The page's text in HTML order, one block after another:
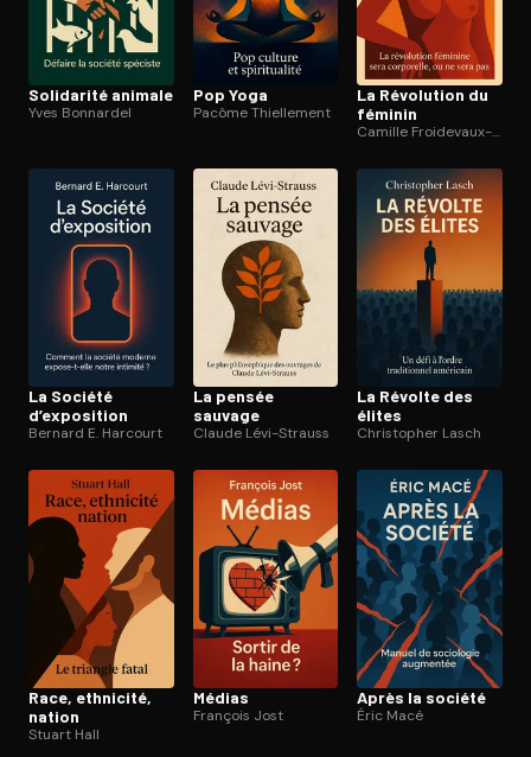
Solidarité animale
Yves Bonnardel
Pop Yoga
Pacôme Thiellement
La Révolution du
féminin
Camille Froidevaux-Metterie
La Société
d’exposition
Bernard E. Harcourt
La pensée
sauvage
Claude Lévi-Strauss
La Révolte des
élites
Christopher Lasch
Race, ethnicité,
nation
Stuart Hall
Médias
François Jost
Après la société
Éric Macé